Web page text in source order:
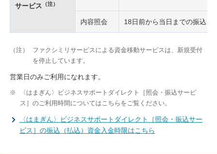
サービス （注）
内容照会 18日前から当日までの振込・
（注）
ファクシミリサービスによる資金移動サービスは、新規受付
を停止しています。
営業日のみご利用になれます。
※
〈はまぎん〉ビジネスサポートダイレクト［照会・振込サービ
ス］のご利用時間についてはこちらをご覧ください。
〈はまぎん〉ビジネスサポートダイレクト［照会・振込サー
ビス］の振込（払込）資金入金時限はこちら